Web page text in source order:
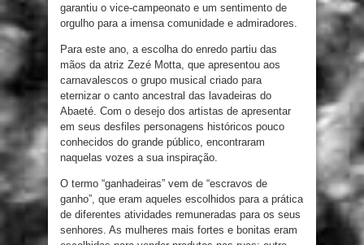
garantiu o vice-campeonato e um sentimento de
orgulho para a imensa comunidade e admiradores.
Para este ano, a escolha do enredo partiu das
mãos da atriz Zezé Motta, que apresentou aos
carnavalescos o grupo musical criado para
eternizar o canto ancestral das lavadeiras do
Abaeté. Com o desejo dos artistas de apresentar
em seus desfiles personagens históricos pouco
conhecidos do grande público, encontraram
naquelas vozes a sua inspiração.
O termo “ganhadeiras” vem de “escravos de
ganho”, que eram aqueles escolhidos para a prática
de diferentes atividades remuneradas para os seus
senhores. As mulheres mais fortes e bonitas eram